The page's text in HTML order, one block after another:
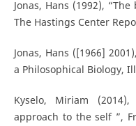
Jonas, Hans (1992),
The Hastings Center
Jonas, Hans ([1966]
a Philosophical Biology,
Kyselo, Miriam
approach to the self ”,